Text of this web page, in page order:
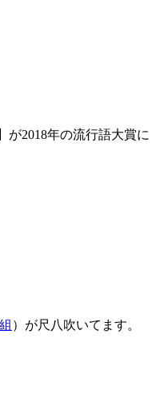
が2018年の流行語大賞に
）が尺八吹いてます。